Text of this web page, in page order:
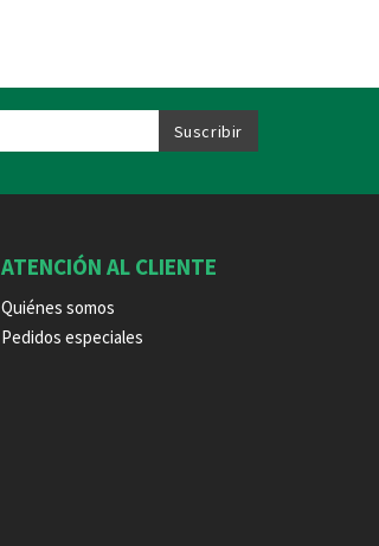
ATENCIÓN AL CLIENTE
Quiénes somos
Pedidos especiales